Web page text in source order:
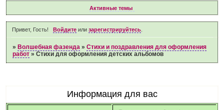
Активные темы
Привет, Гость! Войдитеили зарегистрируйтесь.
» Волшебная фазенда »Стихи и поздравления для оформления
работ »Стихи для оформления детских альбомов
Информация для вас